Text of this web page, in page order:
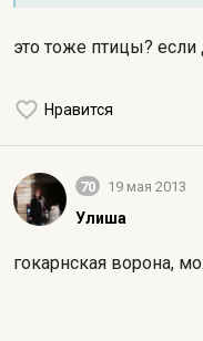
это тоже птицы? если
Нравится
70 19 мая 2013
Улиша
гокарнская ворона,